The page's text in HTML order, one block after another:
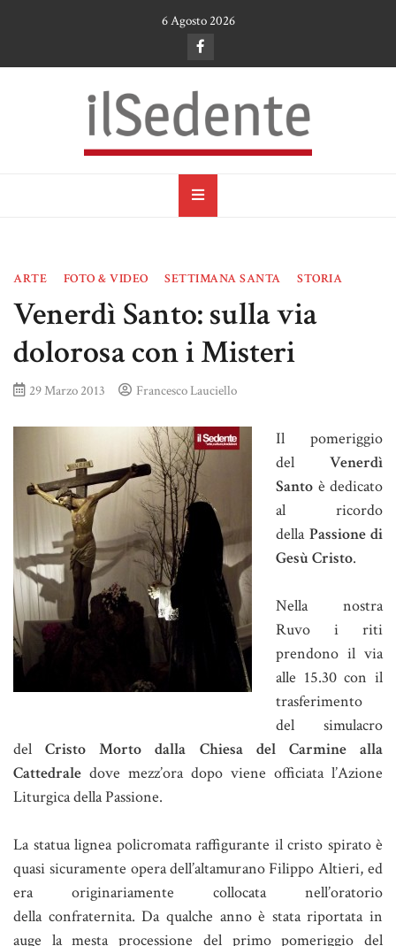
6 Agosto 2026
il Sedente
ARTE FOTO & VIDEO SETTIMANA SANTA STORIA
Venerdì Santo: sulla via
dolorosa con i Misteri
29 Marzo 2013 Francesco Lauciello
Il pomeriggio
del Venerdì
Santo è dedicato
al ricordo
della Passione di
Gesù Cristo.
Nella nostra
Ruvo i riti
prendono il via
alle 15.30 con il
trasferimento
del simulacro
delCristo Morto dalla Chiesa del Carmine alla
Cattedrale dove mezz’ora dopo viene officiata l’Azione
Liturgica della Passione.
La statua lignea policromata raffigurante il cristo spirato è
quasi sicuramente opera dell’altamurano Filippo Altieri, ed
era originariamente collocata nell’oratorio
della confraternita. Da qualche anno è stata riportata in
auge la mesta processione del primo pomeriggio del